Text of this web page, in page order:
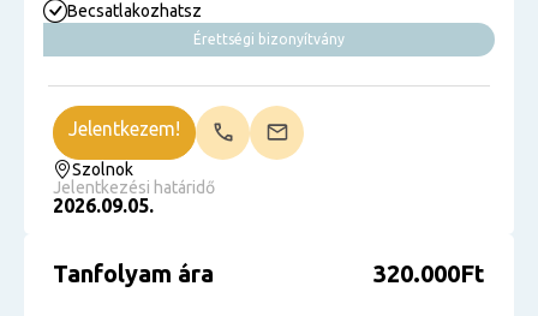
Becsatlakozhatsz
Érettségi bizonyítvány
Szolnok
Jelentkezési határidő
2026.09.05.
Jelentkezem!
Tanfolyam ára 320.000Ft